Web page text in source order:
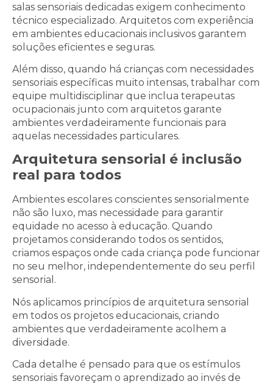
salas sensoriais dedicadas exigem conhecimento
técnico especializado. Arquitetos com experiência
em ambientes educacionais inclusivos garantem
soluções eficientes e seguras.
Além disso, quando há crianças com necessidades
sensoriais específicas muito intensas, trabalhar com
equipe multidisciplinar que inclua terapeutas
ocupacionais junto com arquitetos garante
ambientes verdadeiramente funcionais para
aquelas necessidades particulares.
Arquitetura sensorial é inclusão
real para todos
Ambientes escolares conscientes sensorialmente
não são luxo, mas necessidade para garantir
equidade no acesso à educação. Quando
projetamos considerando todos os sentidos,
criamos espaços onde cada criança pode funcionar
no seu melhor, independentemente do seu perfil
sensorial.
Nós aplicamos princípios de arquitetura sensorial
em todos os projetos educacionais, criando
ambientes que verdadeiramente acolhem a
diversidade.
Cada detalhe é pensado para que os estímulos
sensoriais favoreçam o aprendizado ao invés de